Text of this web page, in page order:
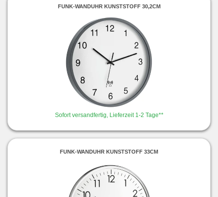
FUNK-WANDUHR KUNSTSTOFF 30,2CM
Sofort versandfertig, Lieferzeit 1-2 Tage**
FUNK-WANDUHR KUNSTSTOFF 33CM